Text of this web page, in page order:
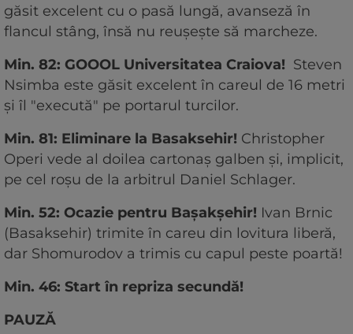
găsit excelent cu o pasă lungă, avanseză în
flancul stâng, însă nu reușește să marcheze.
Min. 82: GOOOL Universitatea Craiova! Steven
Nsimba este găsit excelent în careul de 16 metri
și îl "execută" pe portarul turcilor.
Min. 81: Eliminare la Basaksehir! Christopher
Operi vede al doilea cartonaș galben și, implicit,
pe cel roșu de la arbitrul Daniel Schlager.
Min. 52: Ocazie pentru Bașakșehir! Ivan Brnic
(Basaksehir) trimite în careu din lovitura liberă,
dar Shomurodov a trimis cu capul peste poartă!
Min. 46: Start în repriza secundă!
PAUZĂ